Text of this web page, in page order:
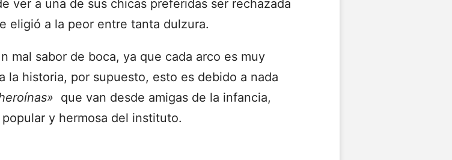
ver a una de sus chicas preferidas ser rechazada
eligió a la peor entre tanta dulzura.
mal sabor de boca, ya que cada arco es muy
la historia, por supuesto, esto es debido a nada
que van desde amigas de la infancia,
y hermosa del instituto.